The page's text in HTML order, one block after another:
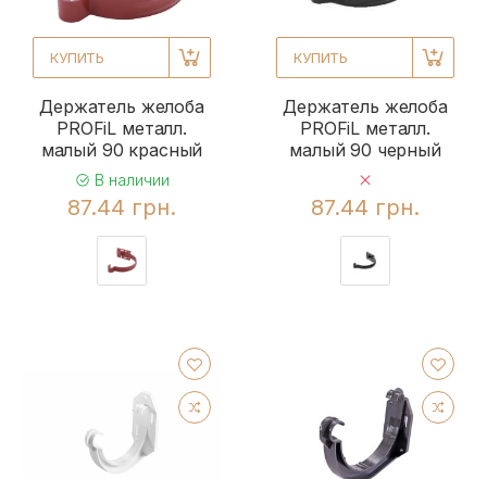
КУПИТЬ
Держатель желоба
PROFiL металл.
малый 90 красный
В наличии
87.44 грн.
КУПИТЬ
Держатель желоба
PROFiL металл.
малый 90 черный
87.44 грн.